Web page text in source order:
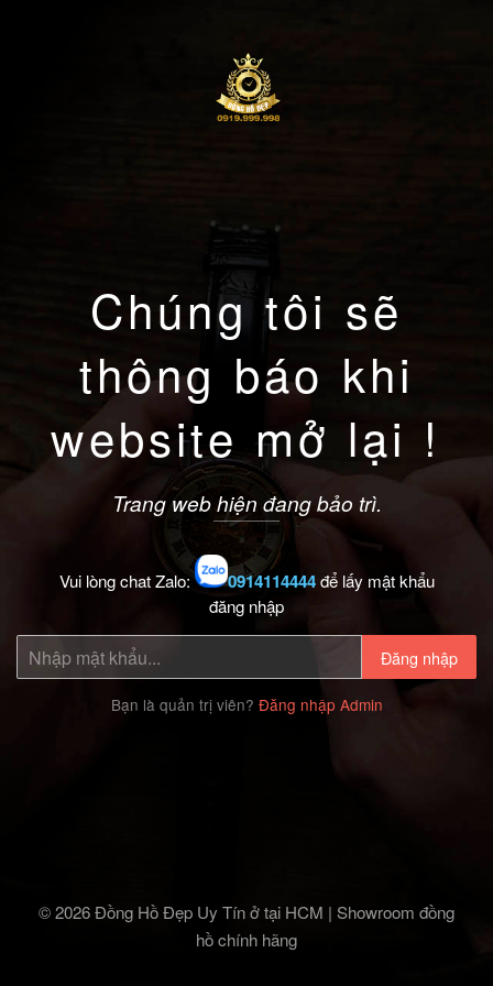
Chúng tôi sẽ
thông báo khi
website mở lại !
Trang web hiện đang bảo trì.
Vui lòng chat Zalo: 0914114444để lấy mật khẩu
đăng nhập
Đăng nhập
Bạn là quản trị viên? Đăng nhập Admin
© 2026 Đồng Hồ Đẹp Uy Tín ở tại HCM | Showroom đồng
hồ chính hãng‎